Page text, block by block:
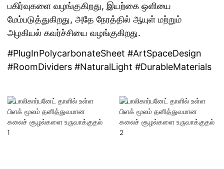
பகிர்வுகளை வழங்குகிறது, இயற்கை ஒளியை
மேம்படுத்துகிறது, அதே நேரத்தில் ஆயுள் மற்றும்
அழகியல் கவர்ச்சியை வழங்குகிறது.
#PlugInPolycarbonateSheet #ArtSpaceDesign
#RoomDividers #NaturalLight #DurableMaterials